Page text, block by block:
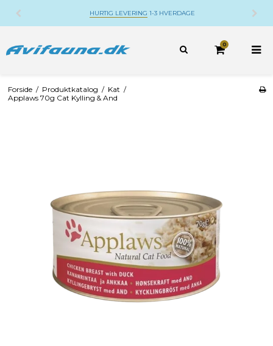
HURTIG LEVERING 1-3 HVERDAGE
0
Forside / Produktkatalog / Kat /
Applaws 70g Cat Kylling & And